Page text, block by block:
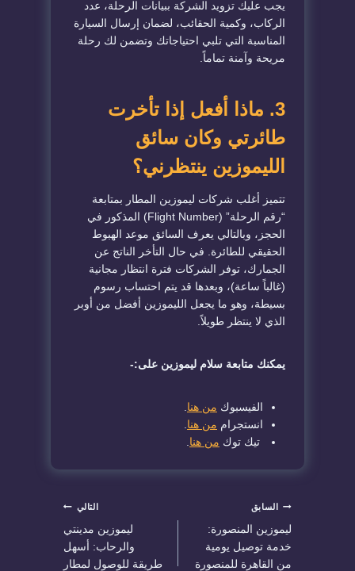
يجب عليك تزويد الشركة ببيانات الرحلة، عدد
الركاب، وكمية الحقائب، لضمان إرسال السيارة
المناسبة التي تلبي احتياجاتك وتضمن لك رحلة
مريحة وآمنة تماماً.
​3. ماذا أفعل إذا تأخرت
طائرتي وكان سائق
الليموزين ينتظرني؟
​تتميز أغلب شركات ليموزين المطار بمتابعة
“رقم الرحلة” (Flight Number) المذكور في
الحجز، وبالتالي يعرف السائق موعد الهبوط
الحقيقي للطائرة. في حال التأخر الناتج عن
الجمارك، توفر الشركات فترة انتظار مجانية
(غالباً ساعة)، وبعدها قد يتم احتساب رسوم
بسيطة، وهو ما يجعل الليموزين أفضل من أوبر
الذي لا ينتظر طويلاً.
يمكنك متابعة سلام ليموزين على:-
الفيسبوك من هنا
انستجرام من هنا
تيك توك من هنا
تصفّح
المقالات
السابق
ليموزين المنصورة:
خدمة توصيل يومية
من القاهرة للمنصورة
التالي
ليموزين مدينتي
والرحاب: أسهل
طريقة للوصول لمطار